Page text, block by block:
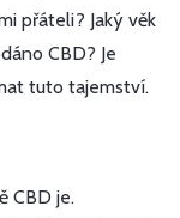
přáteli? Jaký věk
CBD? Je
tuto tajemství.
CBD je.